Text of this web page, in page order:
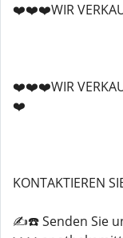
❤️❤️❤️WIR
❤️❤️❤️WIR
❤️
KONTAKTIEREN
✍️☎️ Senden Sie